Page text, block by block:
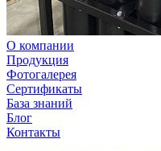
О компании
Продукция
Фотогалерея
Сертификаты
База знаний
Блог
Контакты